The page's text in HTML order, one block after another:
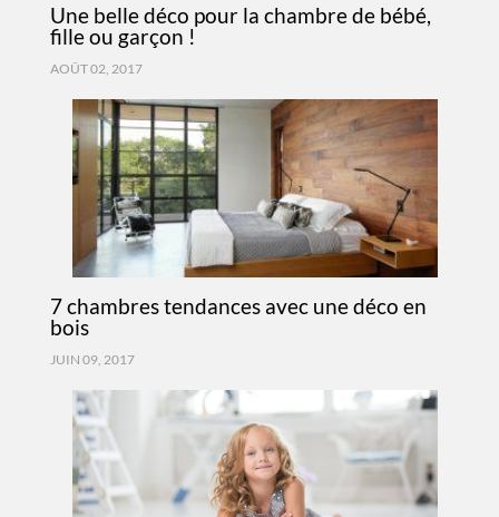
Une belle déco pour la chambre de bébé,
fille ou garçon !
AOÛT 02, 2017
7 chambres tendances avec une déco en
bois
JUIN 09, 2017